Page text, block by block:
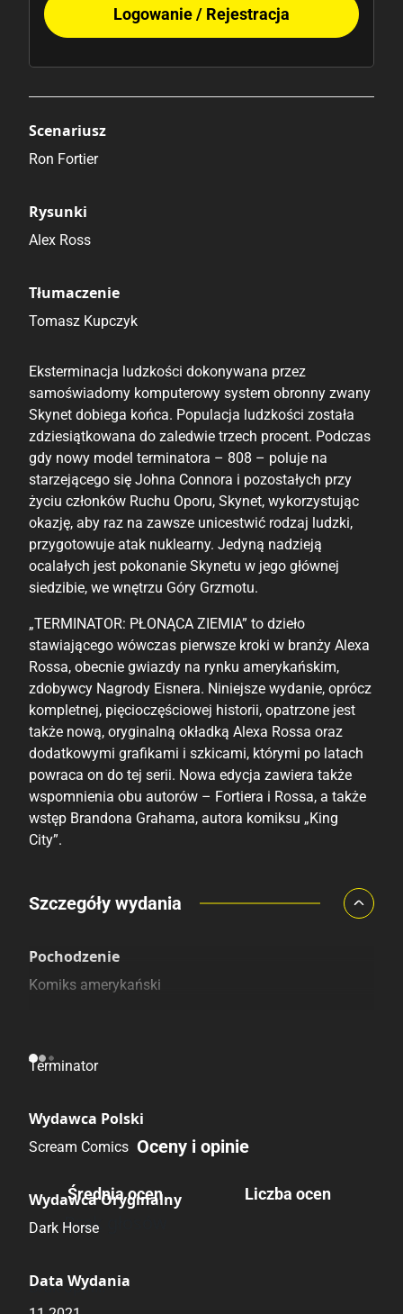
Logowanie / Rejestracja
Scenariusz
Ron Fortier
Rysunki
Alex Ross
Tłumaczenie
Tomasz Kupczyk
Eksterminacja ludzkości dokonywana przez
samoświadomy komputerowy system obronny zwany
Skynet dobiega końca. Populacja ludzkości została
zdziesiątkowana do zaledwie trzech procent. Podczas
gdy nowy model terminatora – 808 – poluje na
starzejącego się Johna Connora i pozostałych przy
życiu członków Ruchu Oporu, Skynet, wykorzystując
okazję, aby raz na zawsze unicestwić rodzaj ludzki,
przygotowuje atak nuklearny. Jedyną nadzieją
ocalałych jest pokonanie Skynetu w jego głównej
siedzibie, we wnętrzu Góry Grzmotu.
„TERMINATOR: PŁONĄCA ZIEMIA” to dzieło
stawiającego wówczas pierwsze kroki w branży Alexa
Rossa, obecnie gwiazdy na rynku amerykańskim,
zdobywcy Nagrody Eisnera. Niniejsze wydanie, oprócz
kompletnej, pięcioczęściowej historii, opatrzone jest
także nową, oryginalną okładką Alexa Rossa oraz
dodatkowymi grafikami i szkicami, którymi po latach
powraca on do tej serii. Nowa edycja zawiera także
wspomnienia obu autorów – Fortiera i Rossa, a także
wstęp Brandona Grahama, autora komiksu „King
City”.
Porównaj ceny
Szczegóły wydania
Pochodzenie
Komiks amerykański
Terminator
Wydawca Polski
Scream Comics
Wydawca Oryginalny
Dark Horse
Data Wydania
Oceny i opinie
Średnia ocen
Brak głosów
Liczba ocen
Brak opinii.